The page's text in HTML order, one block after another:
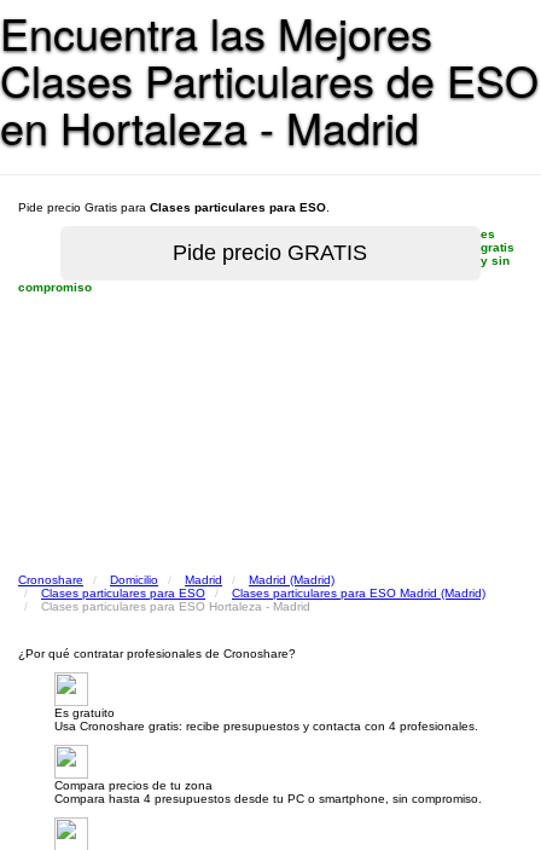
Encuentra las Mejores
Clases Particulares de ESO
en Hortaleza - Madrid
Pide precio Gratis para Clases particulares para ESO
es
gratis
y sin
compromiso
Cronoshare Domicilio Madrid
Madrid (Madrid)
Clases particulares para ESO
Clases particulares para ESO Madrid (Madrid)
Clases particulares para ESO Hortaleza - Madrid
¿Por qué contratar profesionales de Cronoshare?
Es gratuito
Usa Cronoshare gratis: recibe presupuestos y contacta con 4 profesionales.
Compara precios de tu zona
Compara hasta 4 presupuestos desde tu PC o smartphone, sin compromiso.